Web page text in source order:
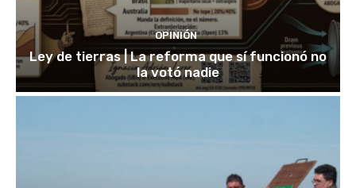
OPINIÓN
Ley de tierras | La reforma que sí funcionó no
la votó nadie